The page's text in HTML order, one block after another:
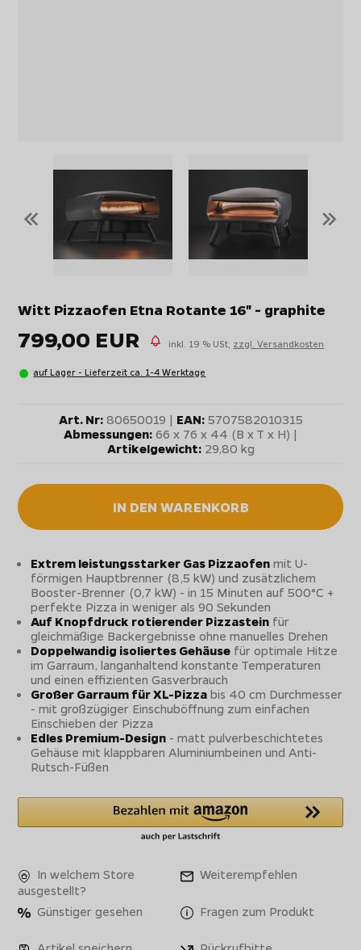
« »
Witt Pizzaofen Etna Rotante 16" - graphite
799,00 EUR inkl. 19 % USt, zzgl. Versandkosten
auf Lager - Lieferzeit ca. 1-4 Werktage
Art. Nr:80650019 | EAN:5707582010315
Abmessungen: 66 x 76 x 44 (B x T x H) |
Artikelgewicht:29,80 kg
IN DEN WARENKORB
Extrem leistungsstarker Gas Pizzaofen mit U-
förmigen Hauptbrenner (8,5 kW) und zusätzlichem
Booster-Brenner (0,7 kW) - in 15 Minuten auf 500°C +
perfekte Pizza in weniger als 90 Sekunden
Auf Knopfdruck rotierender Pizzastein für
gleichmäßige Backergebnisse ohne manuelles Drehen
Doppelwandig isoliertes Gehäuse für optimale Hitze
im Garraum, langanhaltend konstante Temperaturen
und einen effizienten Gasverbrauch
Großer Garraum für XL-Pizza bis 40 cm Durchmesser
- mit großzügiger Einschuböffnung zum einfachen
Einschieben der Pizza
Edles Premium-Design - matt pulverbeschichtetes
Gehäuse mit klappbaren Aluminiumbeinen und Anti-
Rutsch-Füßen
In welchem Store
ausgestellt?
Weiterempfehlen
Günstiger gesehen Fragen zum Produkt